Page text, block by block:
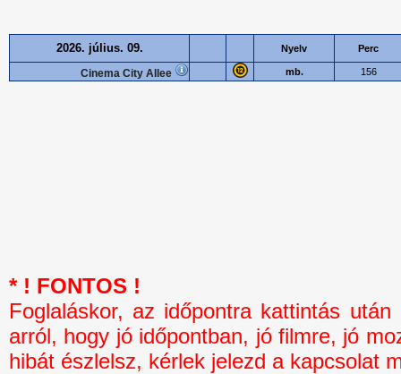
2026. július. 09. Nyelv Perc
Cinema City Allee mb. 156
* ! FONTOS !
Foglaláskor, az időpontra kattintás
arról, hogy jó időpontban, jó filmre, jó
hibát észlelsz, kérlek jelezd a kapcsolat